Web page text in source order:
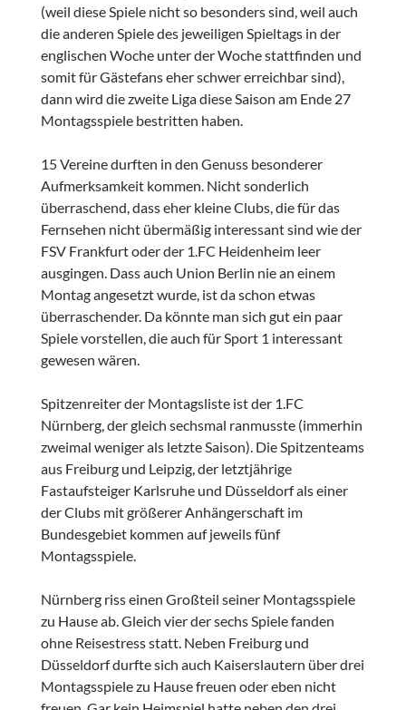
(weil diese Spiele nicht so besonders sind, weil auch
die anderen Spiele des jeweiligen Spieltags in der
englischen Woche unter der Woche stattfinden und
somit für Gästefans eher schwer erreichbar sind),
dann wird die zweite Liga diese Saison am Ende 27
Montagsspiele bestritten haben.
15 Vereine durften in den Genuss besonderer
Aufmerksamkeit kommen. Nicht sonderlich
überraschend, dass eher kleine Clubs, die für das
Fernsehen nicht übermäßig interessant sind wie der
FSV Frankfurt oder der 1.FC Heidenheim leer
ausgingen. Dass auch Union Berlin nie an einem
Montag angesetzt wurde, ist da schon etwas
überraschender. Da könnte man sich gut ein paar
Spiele vorstellen, die auch für Sport 1 interessant
gewesen wären.
Spitzenreiter der Montagsliste ist der 1.FC
Nürnberg, der gleich sechsmal ranmusste (immerhin
zweimal weniger als letzte Saison). Die Spitzenteams
aus Freiburg und Leipzig, der letztjährige
Fastaufsteiger Karlsruhe und Düsseldorf als einer
der Clubs mit größerer Anhängerschaft im
Bundesgebiet kommen auf jeweils fünf
Montagsspiele.
Nürnberg riss einen Großteil seiner Montagsspiele
zu Hause ab. Gleich vier der sechs Spiele fanden
ohne Reisestress statt. Neben Freiburg und
Düsseldorf durfte sich auch Kaiserslautern über drei
Montagsspiele zu Hause freuen oder eben nicht